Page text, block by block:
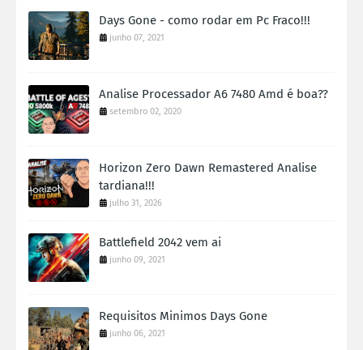
Days Gone - como rodar em Pc Fraco!!!
junho 07, 2021
Analise Processador A6 7480 Amd é boa??
setembro 02, 2020
Horizon Zero Dawn Remastered Analise
tardiana!!!
julho 31, 2026
Battlefield 2042 vem ai
junho 09, 2021
Requisitos Minimos Days Gone
junho 06, 2021